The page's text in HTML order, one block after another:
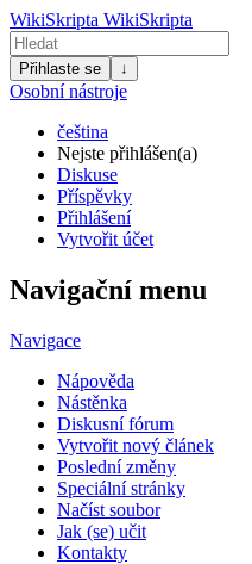
WikiSkripta WikiSkripta
Přihlaste se ↓
Osobní nástroje
čeština
Nejste přihlášen(a)
Diskuse
Příspěvky
Přihlášení
Vytvořit účet
Navigační menu
Navigace
Nápověda
Nástěnka
Diskusní fórum
Vytvořit nový článek
Poslední změny
Speciální stránky
Načíst soubor
Jak (se) učit
Kontakty